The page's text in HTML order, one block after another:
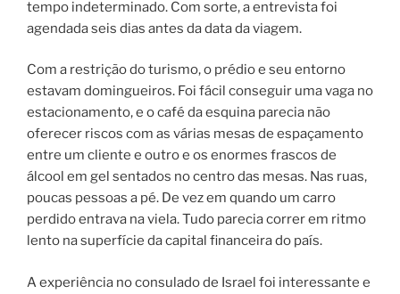
tempo indeterminado. Com sorte, a entrevista foi
agendada seis dias antes da data da viagem.
Com a restrição do turismo, o prédio e seu entorno
estavam domingueiros. Foi fácil conseguir uma vaga no
estacionamento, e o café da esquina parecia não
oferecer riscos com as várias mesas de espaçamento
entre um cliente e outro e os enormes frascos de
álcool em gel sentados no centro das mesas. Nas ruas,
poucas pessoas a pé. De vez em quando um carro
perdido entrava na viela. Tudo parecia correr em ritmo
lento na superfície da capital financeira do país.
A experiência no consulado de Israel foi interessante e